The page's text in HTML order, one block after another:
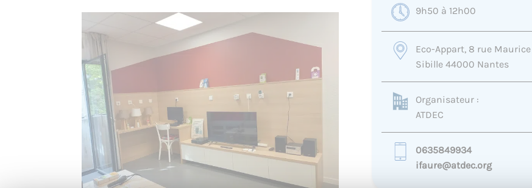
9h50 à 12h00
Eco-Appart, 8 rue Maurice
Sibille 44000 Nantes
Organisateur :
ATDEC
0635849934
ifaure@atdec.org